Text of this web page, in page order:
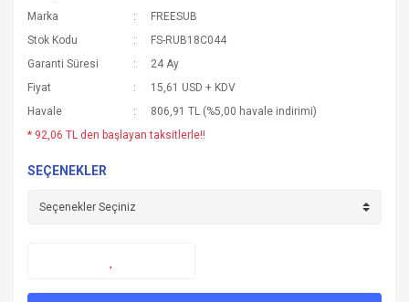
Marka
FREESUB
Stok Kodu
FS-RUB18C044
Garanti Süresi
24 Ay
Fiyat
15,61 USD + KDV
Havale
806,91 TL (%5,00 havale indirimi)
* 92,06 TL den başlayan taksitlerle!!
SEÇENEKLER